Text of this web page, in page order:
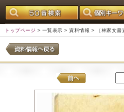
トップページ > 一覧表示 > 資料情報 > ［林家文書